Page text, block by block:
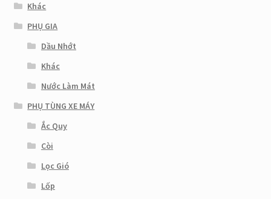
Khác
PHỤ GIA
Dầu Nhớt
Khác
Nước Làm Mát
PHỤ TÙNG XE MÁY
Ắc Quy
Còi
Lọc Gió
Lốp